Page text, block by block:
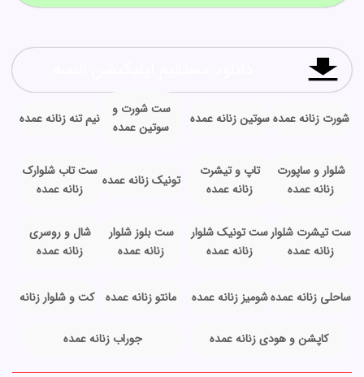
شورت زنانه عمده سوتین زنانه عمده
ست شورت و
سوتین عمده
نیم تنه زنانه عمده
شلوار و ساپورت
زنانه عمده
تاپ و تیشرت
زنانه عمده
تونیک زنانه عمده
ست تاب شلوارک
زنانه عمده
ست تیشرت شلوار
زنانه عمده
ست تونیک شلوار
زنانه عمده
ست بلوز شلوار
زنانه عمده
شال و روسری
زنانه عمده
ساحلی زنانه عمدهشومیز زنانه عمده مانتو زنانه عمده کت و شلوار زنانه
کاپشن و هودی زنانه عمده جوراب زنانه عمده